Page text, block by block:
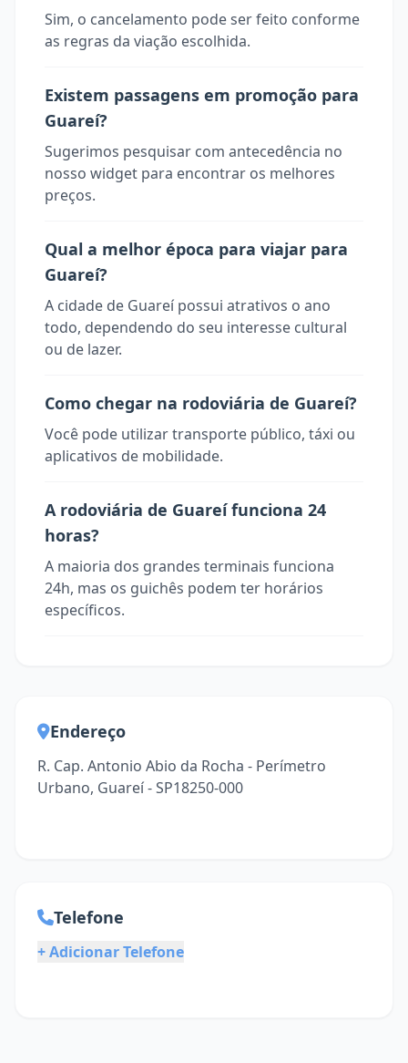
Sim, o cancelamento pode ser feito conforme
as regras da viação escolhida.
Existem passagens em promoção para
Guareí?
Sugerimos pesquisar com antecedência no
nosso widget para encontrar os melhores
preços.
Qual a melhor época para viajar para
Guareí?
A cidade de Guareí possui atrativos o ano
todo, dependendo do seu interesse cultural
ou de lazer.
Como chegar na rodoviária de Guareí?
Você pode utilizar transporte público, táxi ou
aplicativos de mobilidade.
A rodoviária de Guareí funciona 24
horas?
A maioria dos grandes terminais funciona
24h, mas os guichês podem ter horários
específicos.
Endereço
R. Cap. Antonio Abio da Rocha - Perímetro
Urbano, Guareí - SP18250-000
Telefone
+ Adicionar Telefone